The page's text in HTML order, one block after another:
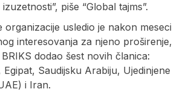
piše “Global tajms”.
organizacije usledio je nakon meseci
interesovanja za njeno proširenje,
dodao šest novih članica:
Saudijsku Arabiju, Ujedinjene
i Iran.